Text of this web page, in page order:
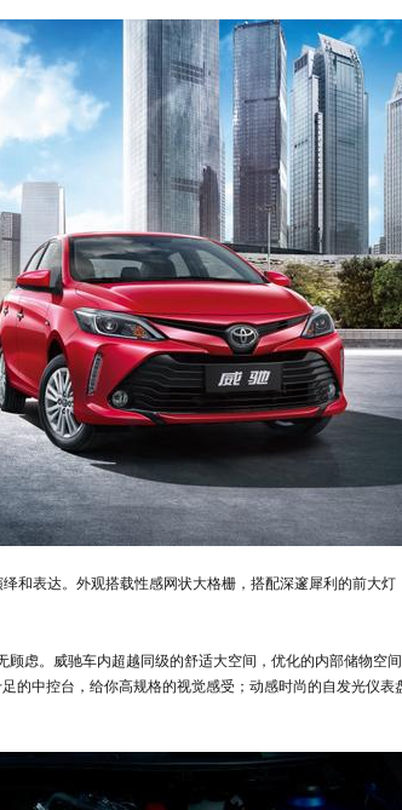
和表达。外观搭载性感网状大格栅，搭配深邃犀利的前大灯
虑。威驰车内超越同级的舒适大空间，优化的内部储物空
的中控台，给你高规格的视觉感受；动感时尚的自发光仪表